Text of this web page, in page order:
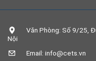
Văn Phòng: Số 9/25,
Nội
Email: info@cets.vn